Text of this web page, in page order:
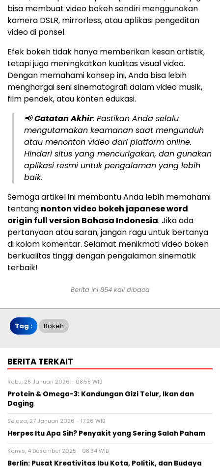
bisa membuat video bokeh sendiri menggunakan
kamera DSLR, mirrorless, atau aplikasi pengeditan
video di ponsel.
Efek bokeh tidak hanya memberikan kesan artistik,
tetapi juga meningkatkan kualitas visual video.
Dengan memahami konsep ini, Anda bisa lebih
menghargai seni sinematografi dalam video musik,
film pendek, atau konten edukasi.
📢Catatan Akhir: Pastikan Anda selalu
mengutamakan keamanan saat mengunduh
atau menonton video dari platform online.
Hindari situs yang mencurigakan, dan gunakan
aplikasi resmi untuk pengalaman yang lebih
baik.
Semoga artikel ini membantu Anda lebih memahami
tentang nonton video bokeh japanese word
origin full version Bahasa Indonesia. Jika ada
pertanyaan atau saran, jangan ragu untuk bertanya
di kolom komentar. Selamat menikmati video bokeh
berkualitas tinggi dengan pengalaman sinematik
terbaik!
Berita ini 854 kali dibaca
Tag : Bokeh
BERITA TERKAIT
Rabu, 28 Januari 2026 - 08:58 WIB
Protein & Omega-3: Kandungan Gizi Telur, Ikan dan
Daging
Selasa, 27 Januari 2026 - 17:26 WIB
Herpes Itu Apa Sih? Penyakit yang Sering Salah Paham
Kamis, 4 Desember 2025 - 08:34 WIB
Berlin: Pusat Kreativitas Ibu Kota, Politik, dan Budaya